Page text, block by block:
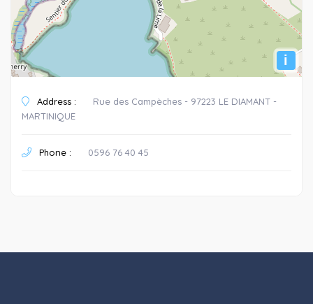
i
Address :
Rue des Campèches - 97223 LE DIAMANT -
MARTINIQUE
Phone : 0596 76 40 45